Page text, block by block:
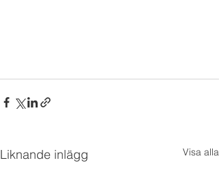
Liknande inlägg Visa alla